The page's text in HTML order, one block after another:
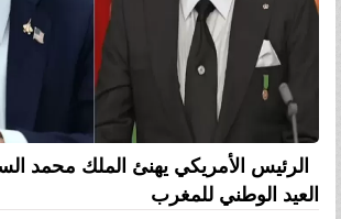
الرئيس الأمريكي يهنئ الملك محمد
العيد الوطني للمغرب